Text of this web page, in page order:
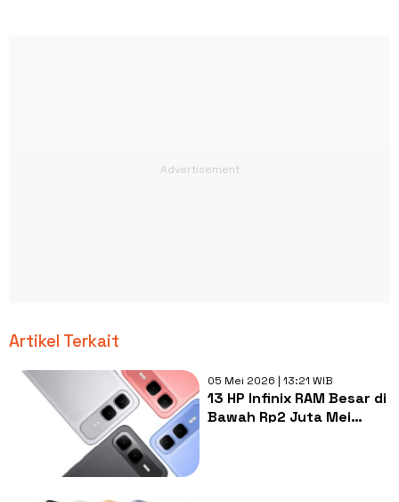
Artikel Terkait
05 Mei 2026 | 13:21 WIB
13 HP Infinix RAM Besar di
Bawah Rp2 Juta Mei